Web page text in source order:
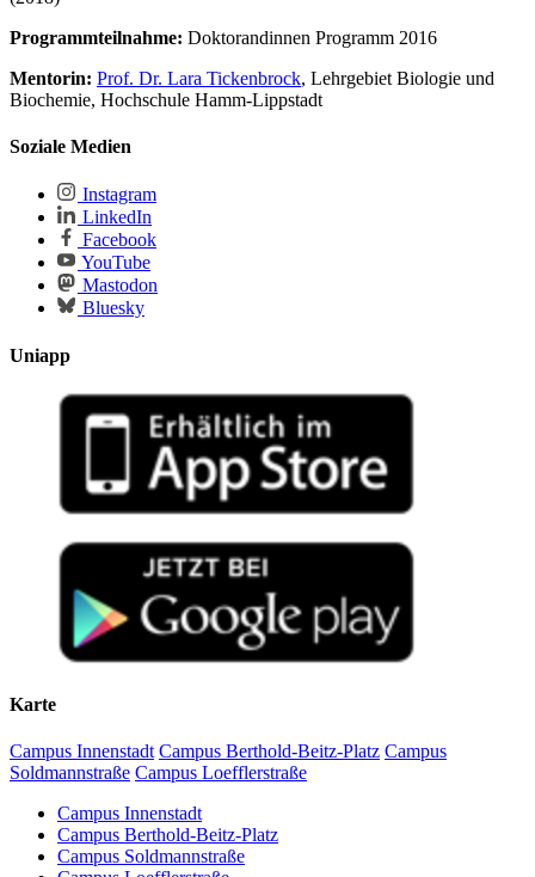
Programmteilnahme: Doktorandinnen Programm 2016
Mentorin: Prof. Dr. Lara Tickenbrock, Lehrgebiet Biologie und
Biochemie, Hochschule Hamm-Lippstadt
Soziale Medien
Instagram
LinkedIn
Facebook
YouTube
Mastodon
Bluesky
Uniapp
Karte
Campus Innenstadt Campus Berthold-Beitz-Platz Campus
Soldmannstraße Campus Loefflerstraße
Campus Innenstadt
Campus Berthold-Beitz-Platz
Campus Soldmannstraße